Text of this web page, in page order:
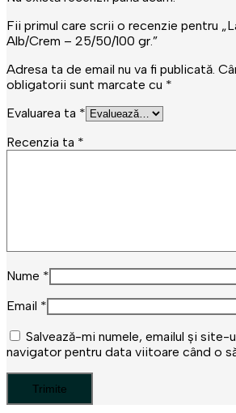
Fii primul care scrii o recenzie pentru
Alb/Crem – 25/50/100 gr.”
Adresa ta de email nu va fi publicată.
obligatorii sunt marcate cu *
Evaluarea ta *
Recenzia ta *
Nume *
Email *
Salvează-mi numele, emailul și site-
navigator pentru data viitoare când o